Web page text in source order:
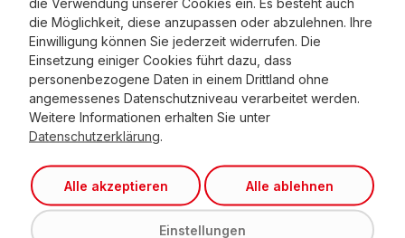
Pressespiegel
die Möglichkeit, diese anzupassen oder abzulehnen. Ihre
Einwilligung können Sie jederzeit widerrufen. Die
Einsetzung einiger Cookies führt dazu, dass
personenbezogene Daten in einem Drittland ohne
angemessenes Datenschutzniveau verarbeitet werden.
Weitere Informationen erhalten Sie unter
Datenschutzerklärung
Alle akzeptieren Alle ablehnen
Einstellungen